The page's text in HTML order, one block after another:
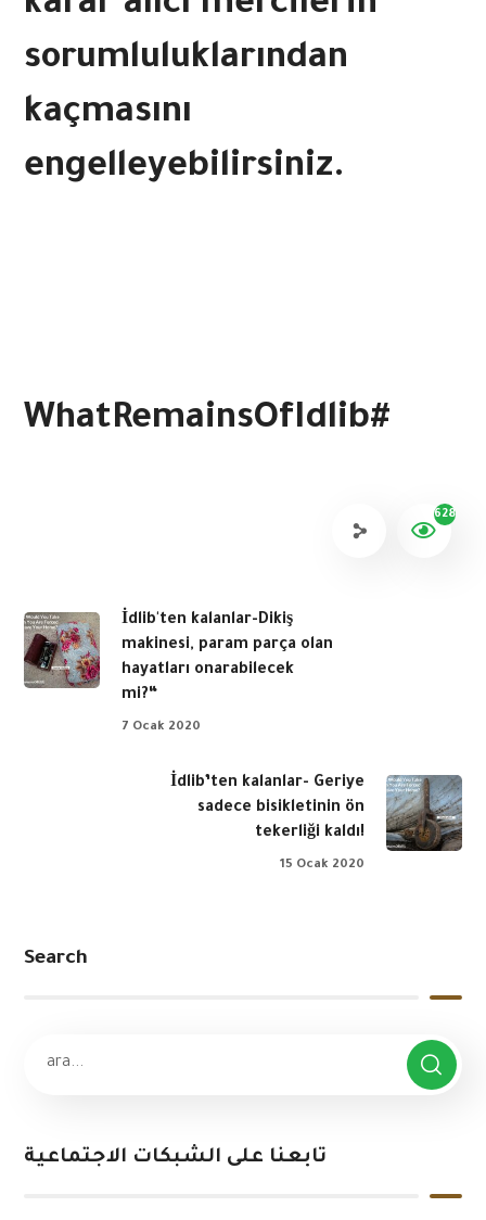
sorumluluklarından
kaçmasını
engelleyebilirsiniz.
WhatRemainsOfIdlib#
628
İdlib'ten kalanlar-Dikiş
makinesi, param parça olan
hayatları onarabilecek
mi?“
7 Ocak 2020
İdlib’ten kalanlar- Geriye
sadece bisikletinin ön
tekerliği kaldı!
15 Ocak 2020
Search
تابعنا على الشبكات الاجتماعية